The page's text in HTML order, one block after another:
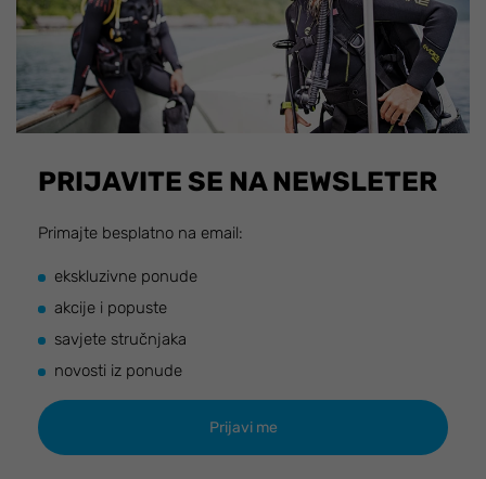
PRIJAVITE SE NA NEWSLETER
Primajte besplatno na email:
ekskluzivne ponude
akcije i popuste
savjete stručnjaka
novosti iz ponude